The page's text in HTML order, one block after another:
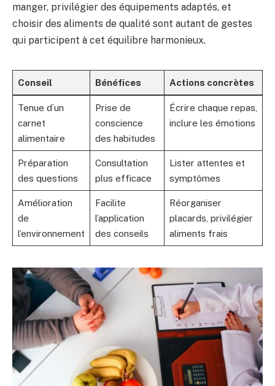
manger, privilégier des équipements adaptés, et
choisir des aliments de qualité sont autant de gestes
qui participent à cet équilibre harmonieux.
Conseil Bénéfices Actions concrètes
Tenue d’un
carnet
alimentaire
Prise de
conscience
des habitudes
Écrire chaque repas,
inclure les émotions
Préparation
des questions
Consultation
plus efficace
Lister attentes et
symptômes
Amélioration
de
l’environnement
Facilite
l’application
des conseils
Réorganiser
placards, privilégier
aliments frais